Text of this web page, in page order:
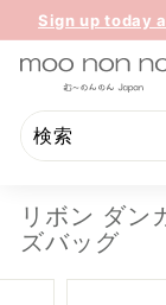
Sign up today
m
o
n
n
n
o
る
リボン ダン
ズバッグ